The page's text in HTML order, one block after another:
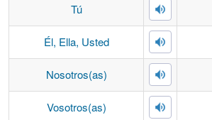
Tú
Él, Ella, Usted
Nosotros(as)
Vosotros(as)